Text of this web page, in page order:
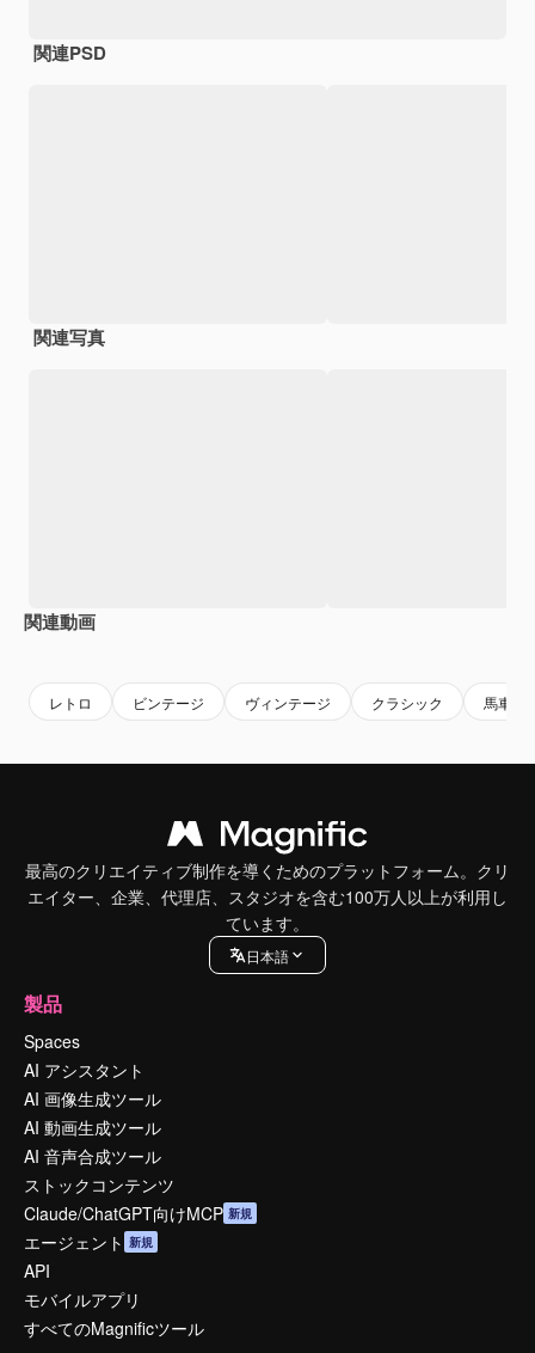
関連PSD
関連写真
関連動画
レトロ ビンテージ ヴィンテージ クラシック 馬車
最高のクリエイティブ制作を導くためのプラットフォーム。クリ
エイター、企業、代理店、スタジオを含む100万人以上が利用し
ています。
日本語
製品
Spaces
AI アシスタント
AI 画像生成ツール
AI 動画生成ツール
AI 音声合成ツール
ストックコンテンツ
Claude/ChatGPT向けMCP 新規
エージェント 新規
API
モバイルアプリ
すべてのMagnificツール